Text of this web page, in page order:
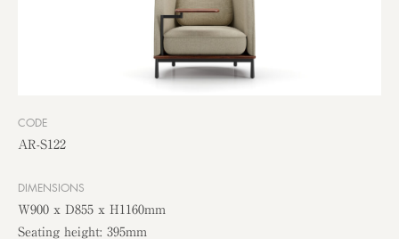
CODE
AR-S122
DIMENSIONS
W900 x D855 x H1160mm
Seating height: 395mm